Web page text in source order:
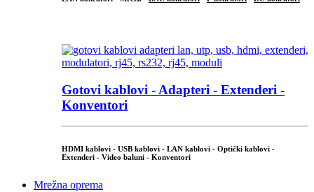
Gotovi kablovi - Adapteri - Extenderi -
Konventori
HDMI kablovi - USB kablovi - LAN kablovi - Optički kablovi -
Extenderi - Video baluni - Konventori
Mrežna oprema